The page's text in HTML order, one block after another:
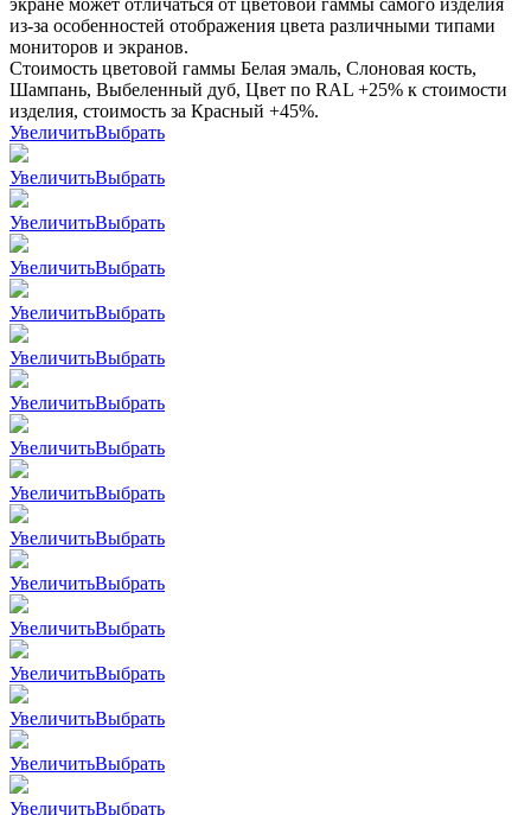
экране может отличаться от цветовой гаммы самого изделия
из-за особенностей отображения цвета различными типами
мониторов и экранов.
Стоимость цветовой гаммы Белая эмаль, Слоновая кость,
Шампань, Выбеленный дуб, Цвет по RAL +25% к стоимости
изделия, стоимость за Красный +45%.
УвеличитьВыбрать
УвеличитьВыбрать
УвеличитьВыбрать
УвеличитьВыбрать
УвеличитьВыбрать
УвеличитьВыбрать
УвеличитьВыбрать
УвеличитьВыбрать
УвеличитьВыбрать
УвеличитьВыбрать
УвеличитьВыбрать
УвеличитьВыбрать
УвеличитьВыбрать
УвеличитьВыбрать
УвеличитьВыбрать
УвеличитьВыбрать